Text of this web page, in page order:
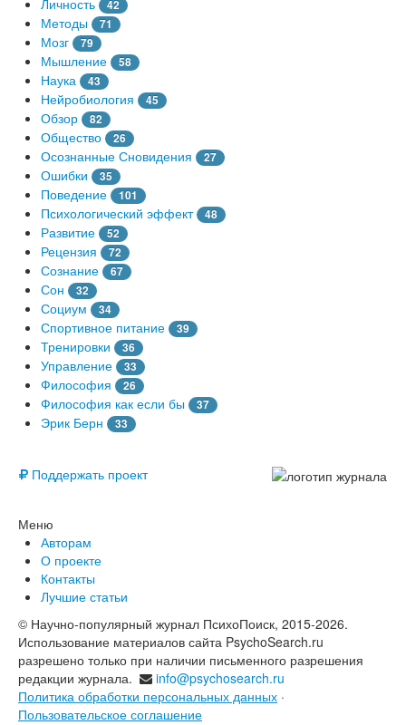
Личность 42
Методы 71
Мозг 79
Мышление 58
Наука 43
Нейробиология 45
Обзор 82
Общество 26
Осознанные Сновидения 27
Ошибки 35
Поведение 101
Психологический эффект 48
Развитие 52
Рецензия 72
Сознание 67
Сон 32
Социум 34
Спортивное питание 39
Тренировки 36
Управление 33
Философия 26
Философия как если бы 37
Эрик Берн
33
Поддержать проект
Меню
Авторам
О проекте
Контакты
Лучшие статьи
© Научно-популярный журнал ПсихоПоиск, 2015-2026.
Использование материалов сайта PsychoSearch.ru
разрешено только при наличии письменного разрешения
редакции журнала.
info@psychosearch.ru
Политика обработки персональных данных ·
Пользовательское соглашение